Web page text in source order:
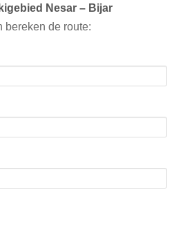
Nesar – Bijar
bereken de route: